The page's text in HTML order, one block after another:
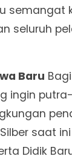
semangat
seluruh
Baru Bagi
ingin
saat
Didik